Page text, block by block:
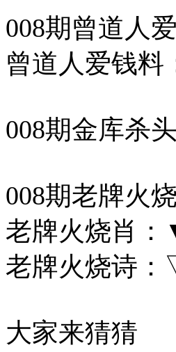
008期曾道人
曾道人爱钱料
008期金库杀
008期老牌火
老牌火烧肖
老牌火烧诗
大家来猜猜